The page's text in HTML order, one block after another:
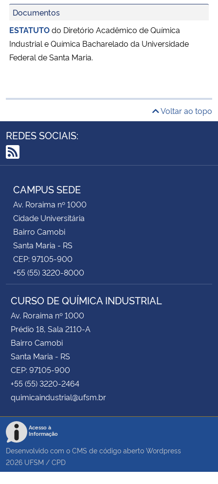
Documentos
ESTATUTOdo Diretório Acadêmico de Química
Industrial e Química Bacharelado da Universidade
Federal de Santa Maria.
Voltar ao topo
REDES SOCIAIS:
RSS
CAMPUS SEDE
Av. Roraima nº 1000
Cidade Universitária
Bairro Camobi
Santa Maria - RS
CEP: 97105-900
+55 (55) 3220-8000
CURSO DE QUÍMICA INDUSTRIAL
Av. Roraima nº 1000
Prédio 18, Sala 2110-A
Bairro Camobi
Santa Maria - RS
CEP: 97105-900
+55 (55) 3220-2464
quimicaindustrial@ufsm.br
Acesso à
Informação
Desenvolvido com o CMS de código aberto Wordpress
2026 UFSM / CPD